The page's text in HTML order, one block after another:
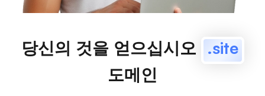
당신의 것을 얻으십시오 .site
도메인